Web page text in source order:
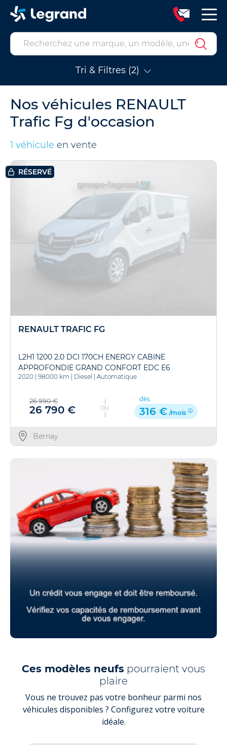
Tri & Filtres (2)
Nos véhicules RENAULT
Trafic Fg d'occasion
1 véhicule en vente
RÉSERVÉ
RENAULT TRAFIC FG
L2H1 1200 2.0 DCI 170CH ENERGY CABINE
APPROFONDIE GRAND CONFORT EDC E6
2020 | 98000 km | Diesel | Automatique
26 990 €
26 790 € OU
dès
316 € /mois
Bernay
Ces modèles neufs pourraient vous
plaire
Vous ne trouvez pas votre bonheur parmi nos
véhicules disponibles ? Configurez votre voiture
idéale.